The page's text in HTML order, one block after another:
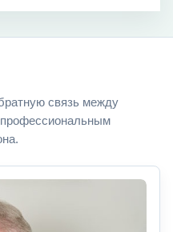
связь между